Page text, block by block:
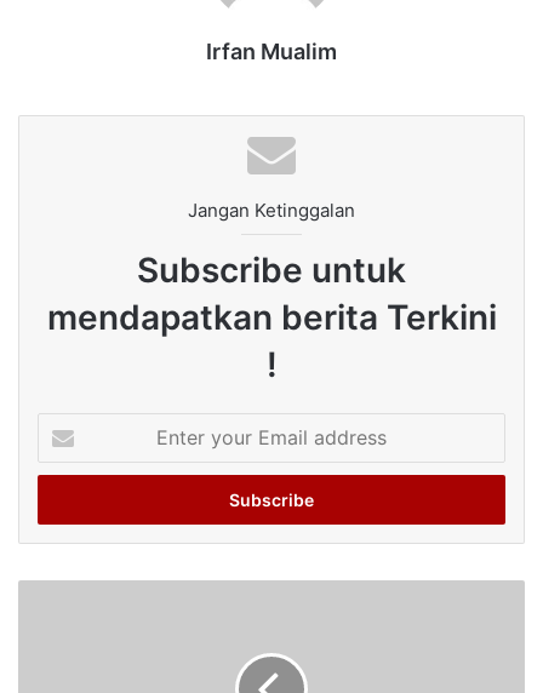
Irfan Mualim
Jangan Ketinggalan
Subscribe untuk
mendapatkan berita Terkini
!
your
Email